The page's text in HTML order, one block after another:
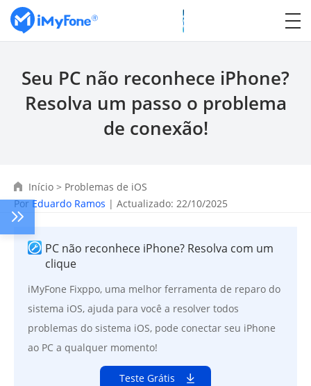
Seu PC não reconhece iPhone?
Resolva um passo o problema
de conexão!
Início > Problemas de iOS
PorEduardo Ramos | Actualizado: 22/10/2025
PC não reconhece iPhone? Resolva com um
clique
iMyFone Fixppo, uma melhor ferramenta de reparo do
sistema iOS, ajuda para você a resolver todos
problemas do sistema iOS, pode conectar seu iPhone
ao PC a qualquer momento!
Teste Grátis